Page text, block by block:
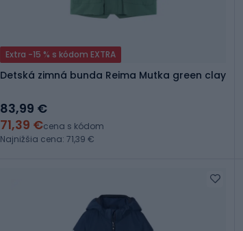
Extra -15 % s kódom EXTRA
Detská zimná bunda Reima Mutka green clay
83,99 €
71,39 €cena s kódom
Najnižšia cena: 71,39 €